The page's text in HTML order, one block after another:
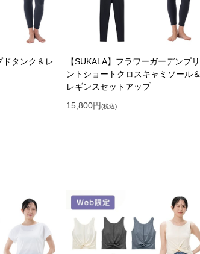
ドタンク＆レ
【SUKALA】フラワーガーデンプリ
ントショートクロスキャミソール＆
レギンスセットアップ
15,800円(税込)